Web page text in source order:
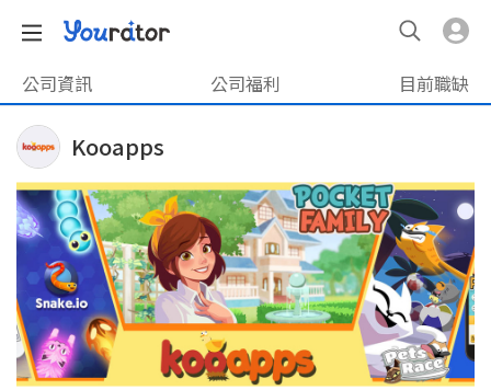
公司資訊 公司福利 目前職缺
Kooapps